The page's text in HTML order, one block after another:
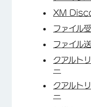
XM
ファイル
ファイル
クアルト
ー
クアルト
ー